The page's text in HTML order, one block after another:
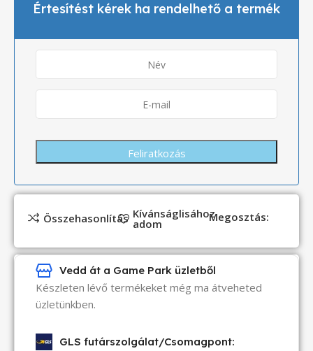
Értesítést kérek ha rendelhető a termék
Összehasonlítás Kívánságlisához
adom Megosztás:
Vedd át a Game Park üzletből
Készleten lévő termékeket még ma átveheted
üzletünkben.
GLS futárszolgálat/Csomagpont: